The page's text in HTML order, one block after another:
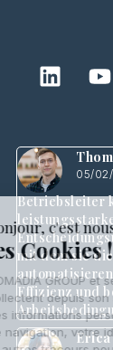
05/
Betriebsleiter
mit dem sie
Effizienz und